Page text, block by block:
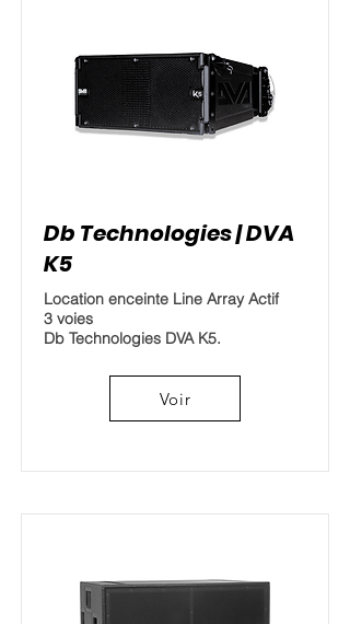
Db Technologies | DVA
K5
Location enceinte Line Array Actif
3 voies
Db Technologies DVA K5.
Voir